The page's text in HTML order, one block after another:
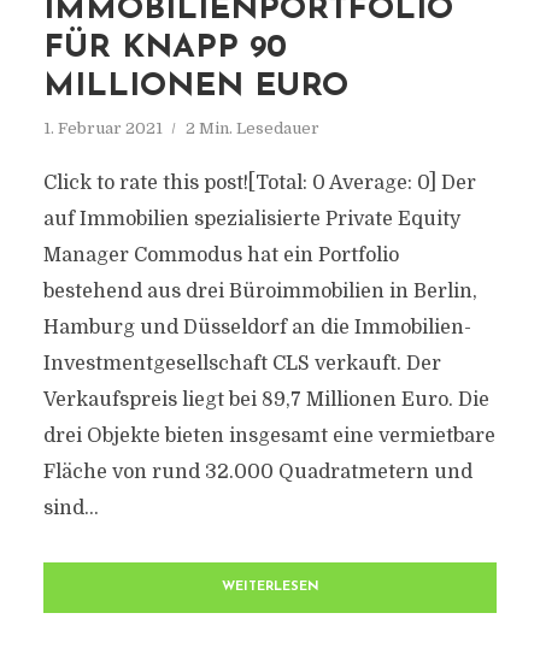
IMMOBILIENPORTFOLIO
FÜR KNAPP 90
MILLIONEN EURO
1. Februar 2021 2 Min. Lesedauer
Click to rate this post![Total: 0 Average: 0] Der
auf Immobilien spezialisierte Private Equity
Manager Commodus hat ein Portfolio
bestehend aus drei Büroimmobilien in Berlin,
Hamburg und Düsseldorf an die Immobilien-
Investmentgesellschaft CLS verkauft. Der
Verkaufspreis liegt bei 89,7 Millionen Euro. Die
drei Objekte bieten insgesamt eine vermietbare
Fläche von rund 32.000 Quadratmetern und
sind...
WEITERLESEN